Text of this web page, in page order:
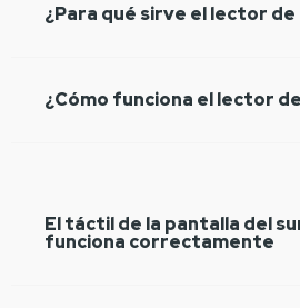
¿Para qué sirve el lector
¿Cómo funciona el lector
El táctil de la pantalla del
funciona correctamente